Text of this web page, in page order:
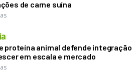
de carne suína
proteína animal defende integração
em escala e mercado